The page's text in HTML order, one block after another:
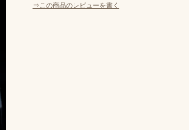
⇒この商品のレビューを書く